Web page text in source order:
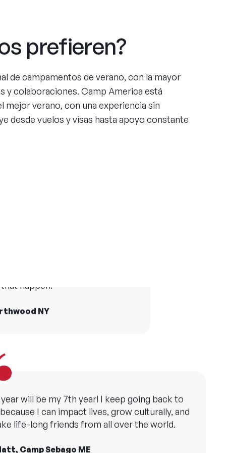
prefieren?
de campamentos de verano, con la mayor
y colaboraciones. Camp America está
mejor verano, con una experiencia sin
desde vuelos y visas hasta apoyo constante
year will be my 7th year! I keep going back to
life-long friends from all over the world.
Camp Sebago ME